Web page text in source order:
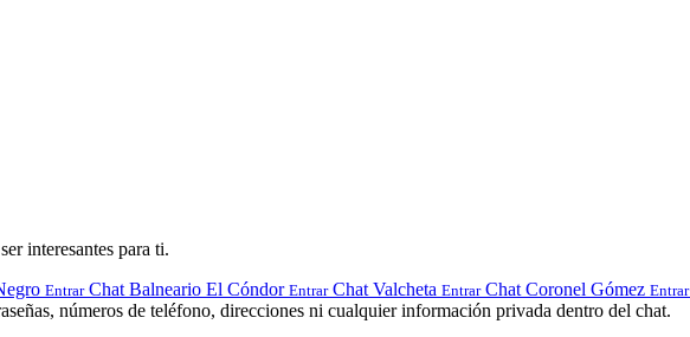
interesantes para ti.
Entrar Chat Balneario El Cóndor Entrar Chat Valcheta Entrar Chat Coronel Gómez Entrar
números de teléfono, direcciones ni cualquier información privada dentro del chat.